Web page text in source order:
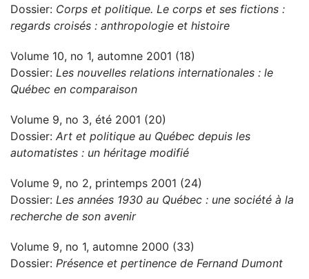
Dossier: Corps et politique. Le corps et ses fictions :
regards croisés : anthropologie et histoire
Volume 10, no 1, automne 2001 (18)
Dossier: Les nouvelles relations internationales : le
Québec en comparaison
Volume 9, no 3, été 2001 (20)
Dossier: Art et politique au Québec depuis les
automatistes : un héritage modifié
Volume 9, no 2, printemps 2001 (24)
Dossier: Les années 1930 au Québec : une société à la
recherche de son avenir
Volume 9, no 1, automne 2000 (33)
Dossier: Présence et pertinence de Fernand Dumont